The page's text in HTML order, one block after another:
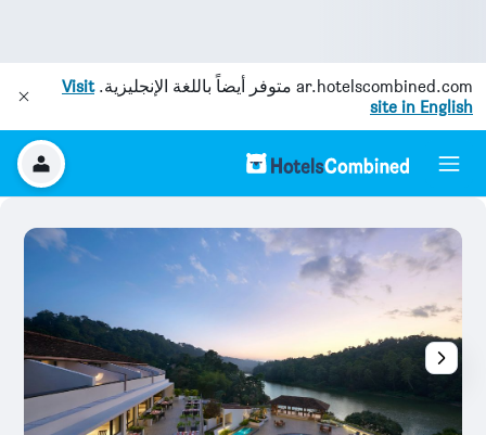
ar.hotelscombined.com متوفر أيضاً باللغة الإنجليزية.Visit
site in English